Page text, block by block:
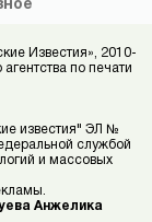
Известия», 2010-
по печати
известия" ЭЛ №
службой
и массовых
Анжелика